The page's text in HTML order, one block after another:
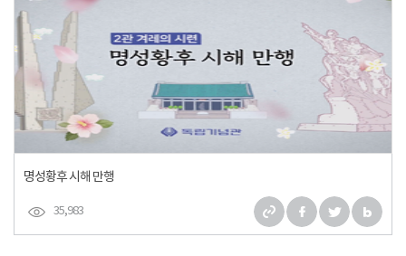
명성황후 시해 만행
35,983